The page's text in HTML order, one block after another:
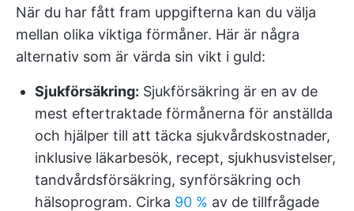
När du har fått fram uppgifterna kan du välja
mellan olika viktiga förmåner. Här är några
alternativ som är värda sin vikt i guld:
Sjukförsäkring: Sjukförsäkring är en av de
mest eftertraktade förmånerna för anställda
och hjälper till att täcka sjukvårdskostnader,
inklusive läkarbesök, recept, sjukhusvistelser,
tandvårdsförsäkring, synförsäkring och
hälsoprogram. Cirka 90 % av de tillfrågade